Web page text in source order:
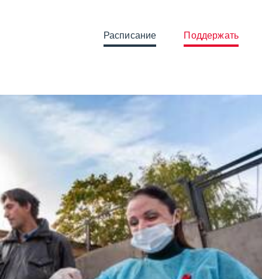
Расписание Поддержать